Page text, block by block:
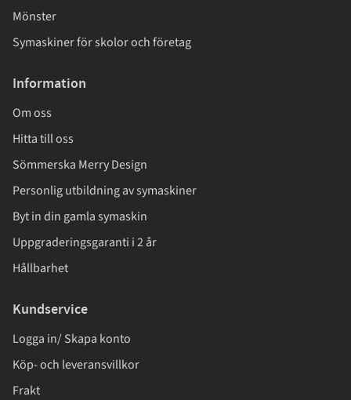
Mönster
Symaskiner för skolor och företag
Information
Om oss
Hitta till oss
Sömmerska Merry Design
Personlig utbildning av symaskiner
Byt in din gamla symaskin
Uppgraderingsgaranti i 2 år
Hållbarhet
Kundservice
Logga in/ Skapa konto
Köp- och leveransvillkor
Frakt